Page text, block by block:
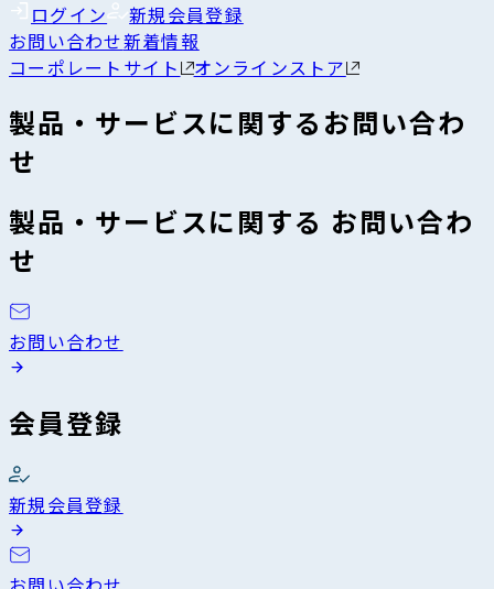
ログイン
新規会員登録
お問い合わせ新着情報
コーポレートサイト
オンラインストア
製品・サービスに関するお問い合わ
せ
製品・サービスに関する お問い合わ
せ
お問い合わせ
会員登録
新規会員登録